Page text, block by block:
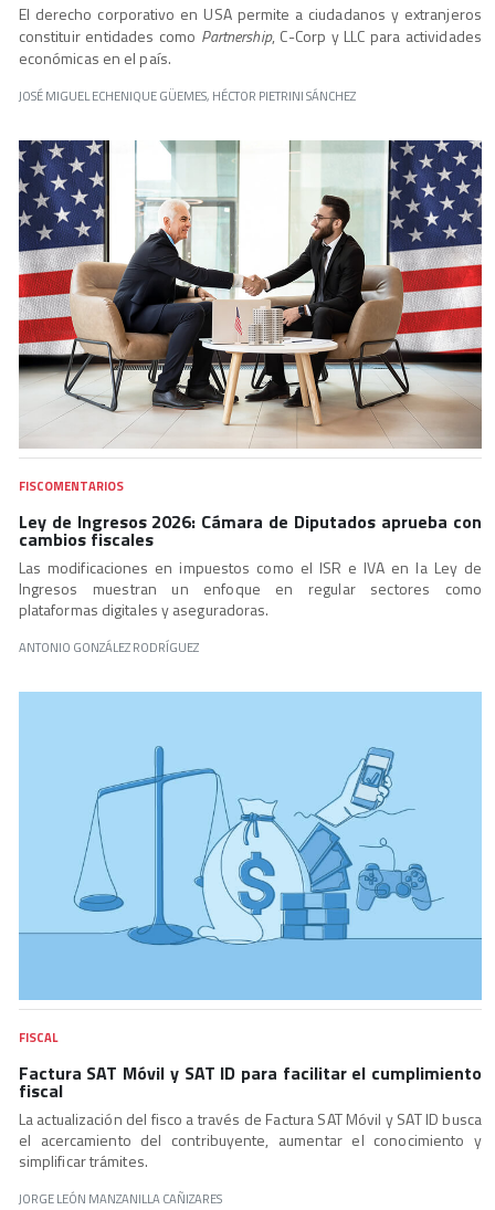
El derecho corporativo en USA permite a ciudadanos y extranjeros
constituir entidades como Partnership, C-Corp y LLC para actividades
económicas en el país.
JOSÉ MIGUEL ECHENIQUE GÜEMES, HÉCTOR PIETRINI SÁNCHEZ
FISCOMENTARIOS
Ley de Ingresos 2026: Cámara de Diputados aprueba con
cambios fiscales
Las modificaciones en impuestos como el ISR e IVA en la Ley de
Ingresos muestran un enfoque en regular sectores como
plataformas digitales y aseguradoras.
ANTONIO GONZÁLEZ RODRÍGUEZ
FISCAL
Factura SAT Móvil y SAT ID para facilitar el cumplimiento
fiscal
La actualización del fisco a través de Factura SAT Móvil y SAT ID busca
el acercamiento del contribuyente, aumentar el conocimiento y
simplificar trámites.
JORGE LEÓN MANZANILLA CAÑIZARES